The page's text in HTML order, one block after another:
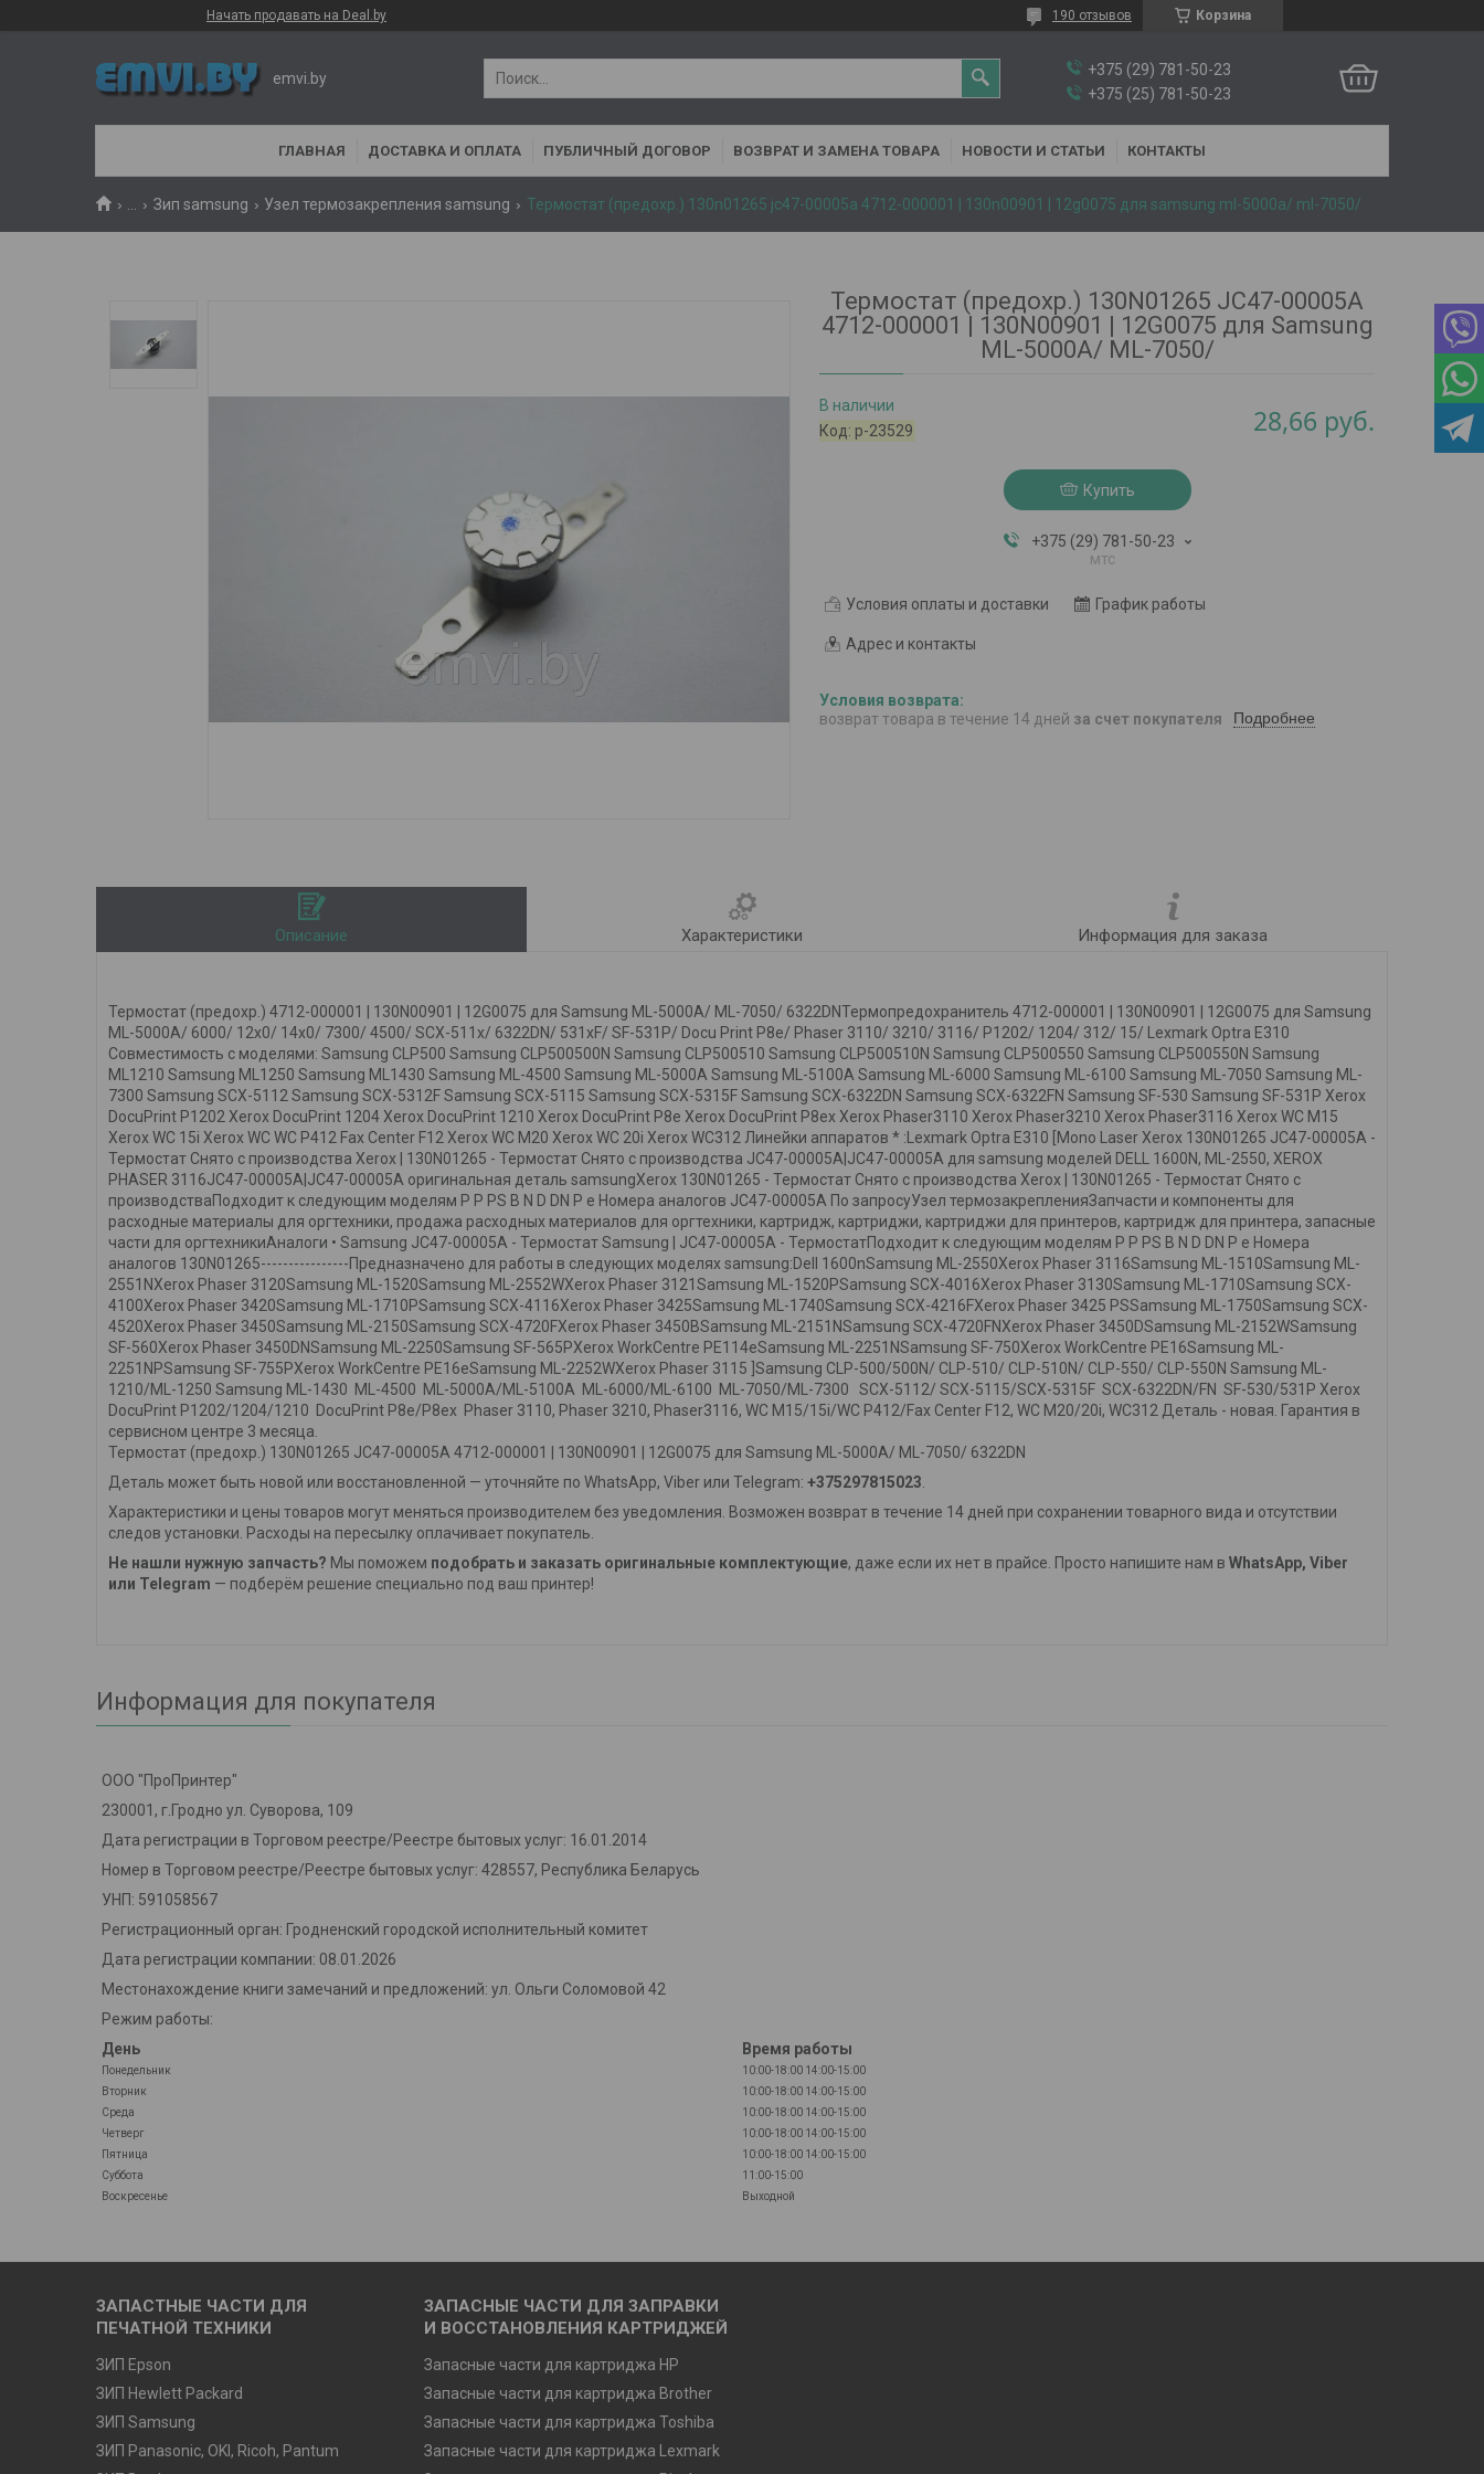
Начать продавать на Deal.by Корзина
190 отзывов
emvi.by
+375 (29) 781-50-23
+375 (25) 781-50-23
ГЛАВНАЯ ДОСТАВКА И ОПЛАТА ПУБЛИЧНЫЙ ДОГОВОР ВОЗВРАТ И ЗАМЕНА ТОВАРА НОВОСТИ И СТАТЬИ КОНТАКТЫ
Зип samsung Узел термозакрепления samsung Термостат (предохр.) 130n01265 jc47-00005a 4712-000001 | 130n00901 | 12g0075 для samsung ml-5000a/ ml-7050/
Термостат (предохр.) 130N01265 JC47-00005A
4712-000001 | 130N00901 | 12G0075 для Samsung
ML-5000A/ ML-7050/
В наличии
Код: р-23529 28,66 руб.
Купить
+375 (29) 781-50-23
мтс
Условия оплаты и доставки График работы
Адрес и контакты
возврат товара в течение 14 дней за счет покупателя Подробнее
Описание Характеристики Информация для заказа
Термостат (предохр.) 4712-000001 | 130N00901 | 12G0075 для Samsung ML-5000A/ ML-7050/ 6322DNТермопредохранитель 4712-000001 | 130N00901 | 12G0075 для Samsung
ML-5000A/ 6000/ 12х0/ 14х0/ 7300/ 4500/ SCX-511х/ 6322DN/ 531хF/ SF-531P/ Docu Print P8e/ Phaser 3110/ 3210/ 3116/ P1202/ 1204/ 312/ 15/ Lexmark Optra E310
Совместимость с моделями: Samsung CLP500 Samsung CLP500500N Samsung CLP500510 Samsung CLP500510N Samsung CLP500550 Samsung CLP500550N Samsung
ML1210 Samsung ML1250 Samsung ML1430 Samsung ML-4500 Samsung ML-5000A Samsung ML-5100A Samsung ML-6000 Samsung ML-6100 Samsung ML-7050 Samsung ML-
7300 Samsung SCX-5112 Samsung SCX-5312F Samsung SCX-5115 Samsung SCX-5315F Samsung SCX-6322DN Samsung SCX-6322FN Samsung SF-530 Samsung SF-531P Xerox
DocuPrint P1202 Xerox DocuPrint 1204 Xerox DocuPrint 1210 Xerox DocuPrint Р8e Xerox DocuPrint P8ex Xerox Phaser3110 Xerox Phaser3210 Xerox Phaser3116 Xerox WC M15
Xerox WC 15i Xerox WC WC P412 Fax Center F12 Xerox WC M20 Xerox WC 20i Xerox WC312 Линейки аппаратов * :Lexmark Optra E310 [Mono Laser Xerox 130N01265 JC47-00005A -
Термостат Снято с производства Xerox | 130N01265 - Термостат Снято с производства JC47-00005A|JC47-00005A для samsung моделей DELL 1600N, ML-2550, XEROX
PHASER 3116JC47-00005A|JC47-00005A оригинальная деталь samsungXerox 130N01265 - Термостат Снято с производства Xerox | 130N01265 - Термостат Снято с
производстваПодходит к следующим моделям P P PS B N D DN P e Номера аналогов JC47-00005A По запросуУзел термозакрепленияЗапчасти и компоненты для
расходные материалы для оргтехники, продажа расходных материалов для оргтехники, картридж, картриджи, картриджи для принтеров, картридж для принтера, запасные
части для оргтехникиАналоги • Samsung JC47-00005A - Термостат Samsung | JC47-00005A - ТермостатПодходит к следующим моделям P P PS B N D DN P e Номера
аналогов 130N01265----------------Предназначено для работы в следующих моделях samsung:Dell 1600nSamsung ML-2550Xerox Phaser 3116Samsung ML-1510Samsung ML-
2551NXerox Phaser 3120Samsung ML-1520Samsung ML-2552WXerox Phaser 3121Samsung ML-1520PSamsung SCX-4016Xerox Phaser 3130Samsung ML-1710Samsung SCX-
4100Xerox Phaser 3420Samsung ML-1710PSamsung SCX-4116Xerox Phaser 3425Samsung ML-1740Samsung SCX-4216FXerox Phaser 3425 PSSamsung ML-1750Samsung SCX-
4520Xerox Phaser 3450Samsung ML-2150Samsung SCX-4720FXerox Phaser 3450BSamsung ML-2151NSamsung SCX-4720FNXerox Phaser 3450DSamsung ML-2152WSamsung
SF-560Xerox Phaser 3450DNSamsung ML-2250Samsung SF-565PXerox WorkCentre PE114eSamsung ML-2251NSamsung SF-750Xerox WorkCentre PE16Samsung ML-
2251NPSamsung SF-755PXerox WorkCentre PE16eSamsung ML-2252WXerox Phaser 3115 ]Samsung CLP-500/500N/ CLP-510/ CLP-510N/ CLP-550/ CLP-550N Samsung ML-
1210/ML-1250 Samsung ML-1430 ML-4500 ML-5000A/ML-5100A ML-6000/ML-6100 ML-7050/ML-7300 SCX-5112/ SCX-5115/SCX-5315F SCX-6322DN/FN SF-530/531P Xerox
DocuPrint P1202/1204/1210 DocuPrint Р8e/P8ex Phaser 3110, Phaser 3210, Phaser3116, WC M15/15i/WC P412/Fax Center F12, WC M20/20i, WC312 Деталь - новая. Гарантия в
сервисном центре 3 месяца.
Термостат (предохр.) 130N01265 JC47-00005A 4712-000001 | 130N00901 | 12G0075 для Samsung ML-5000A/ ML-7050/ 6322DN
Деталь может быть новой или восстановленной — уточняйте по WhatsApp, Viber или Telegram: +375297815023.
Характеристики и цены товаров могут меняться производителем без уведомления. Возможен возврат в течение 14 дней при сохранении товарного вида и отсутствии
следов установки. Расходы на пересылку оплачивает покупатель.
Не нашли нужную запчасть? Мы поможем подобрать и заказать оригинальные комплектующие, даже если их нет в прайсе. Просто напишите нам в WhatsApp, Viber
или Telegram — подберём решение специально под ваш принтер!
Информация для покупателя
ООО "ПроПринтер"
230001, г.Гродно ул. Суворова, 109
Дата регистрации в Торговом реестре/Реестре бытовых услуг: 16.01.2014
Номер в Торговом реестре/Реестре бытовых услуг: 428557, Республика Беларусь
УНП: 591058567
Регистрационный орган: Гродненский городской исполнительный комитет
Дата регистрации компании: 08.01.2026
Местонахождение книги замечаний и предложений: ул. Ольги Соломовой 42
Режим работы:
День
Время работы
Понедельник 10:00-18:00 14:00-15:00
Вторник
10:00-18:00 14:00-15:00
Среда
10:00-18:00 14:00-15:00
Четверг
10:00-18:00 14:00-15:00
Пятница
10:00-18:00 14:00-15:00
Суббота
11:00-15:00
Воскресенье
Выходной
ЗАПАСТНЫЕ ЧАСТИ ДЛЯ
ПЕЧАТНОЙ ТЕХНИКИ
ЗИП Epson
ЗИП Hewlett Packard
ЗИП Samsung
ЗИП Panasonic, OKI, Ricoh, Pantum
ЗАПАСНЫЕ ЧАСТИ ДЛЯ ЗАПРАВКИ
И ВОССТАНОВЛЕНИЯ КАРТРИДЖЕЙ
Запасные части для картриджа HP
Запасные части для картриджа Brother
Запасные части для картриджа Toshiba
Запасные части для картриджа Lexmark